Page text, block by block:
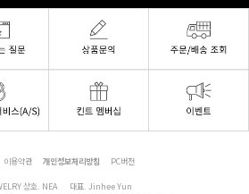
이용약관 개인정보처리방침 PC버전
상호. NEA
대표. Jinhee Yun